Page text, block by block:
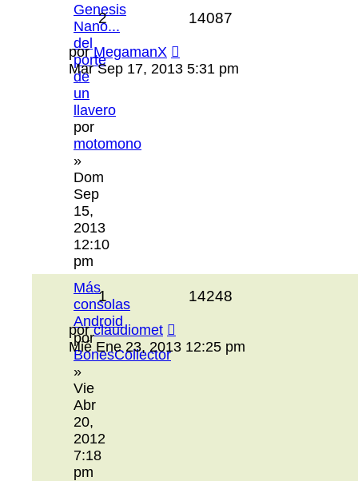
Genesis
Nano...
del
porte
de
un
llavero
por
motomono
»
Dom
Sep
15,
2013
12:10
pm
2 14087
porMegamanX
Mar Sep 17, 2013 5:31 pm
Más
consolas
Android
por
BonesCollector
»
Vie
Abr
20,
2012
7:18
pm
1 14248
porclaudiomet
Mié Ene 23, 2013 12:25 pm